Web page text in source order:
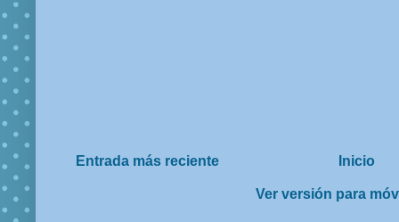
Entrada más reciente Inicio
Ver versión para